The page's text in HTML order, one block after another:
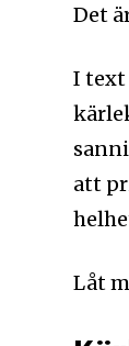
Det
I text
att
Låt